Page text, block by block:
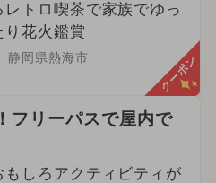
レトロ喫茶で家族でゆっ
り花火鑑賞
静岡県熱海市 クーポン
フリーパスで屋内で
もしろアクティビティが